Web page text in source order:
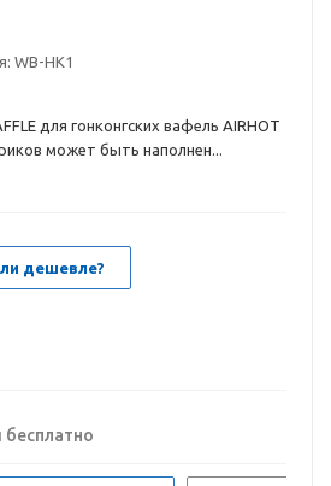
WB-HK1
для гонконгских вафель AIRHOT
может быть наполнен...
дешевле?